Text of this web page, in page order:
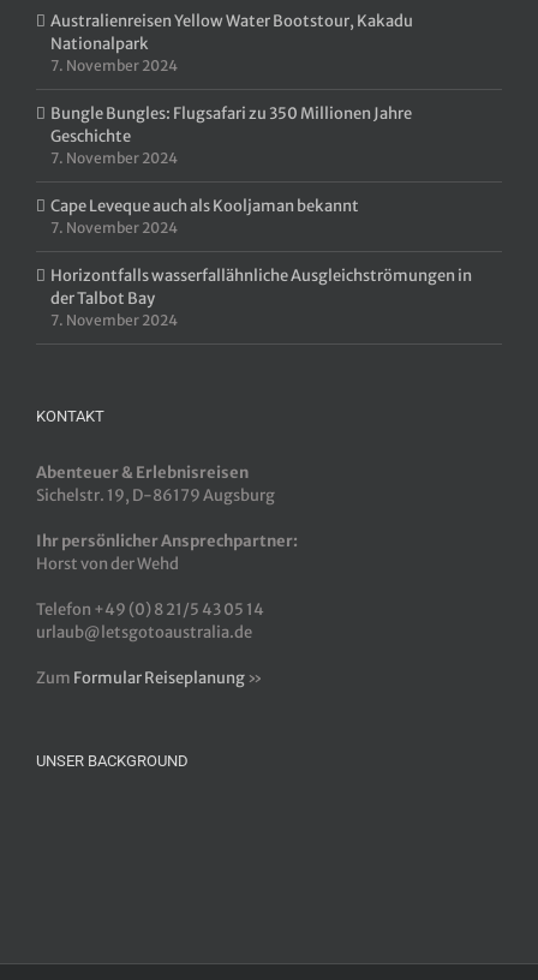
Australienreisen Yellow Water Bootstour, Kakadu
Nationalpark
7. November 2024
Bungle Bungles: Flugsafari zu 350 Millionen Jahre
Geschichte
7. November 2024
Cape Leveque auch als Kooljaman bekannt
7. November 2024
Horizontfalls wasserfallähnliche Ausgleichströmungen in
der Talbot Bay
7. November 2024
KONTAKT
Abenteuer & Erlebnisreisen
Sichelstr. 19, D-86179 Augsburg
Ihr persönlicher Ansprechpartner:
Horst von der Wehd
Telefon +49 (0) 8 21/5 43 05 14
urlaub@letsgotoaustralia.de
Zum Formular Reiseplanung »
UNSER BACKGROUND